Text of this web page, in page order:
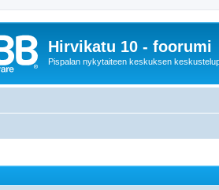
Hirvikatu 10 - foorumi
Pispalan nykytaiteen keskuksen